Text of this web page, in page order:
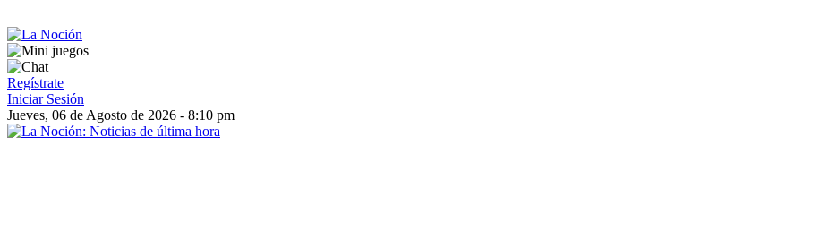
Regístrate
Iniciar Sesión
Jueves, 06 de Agosto de 2026 - 8:10 pm